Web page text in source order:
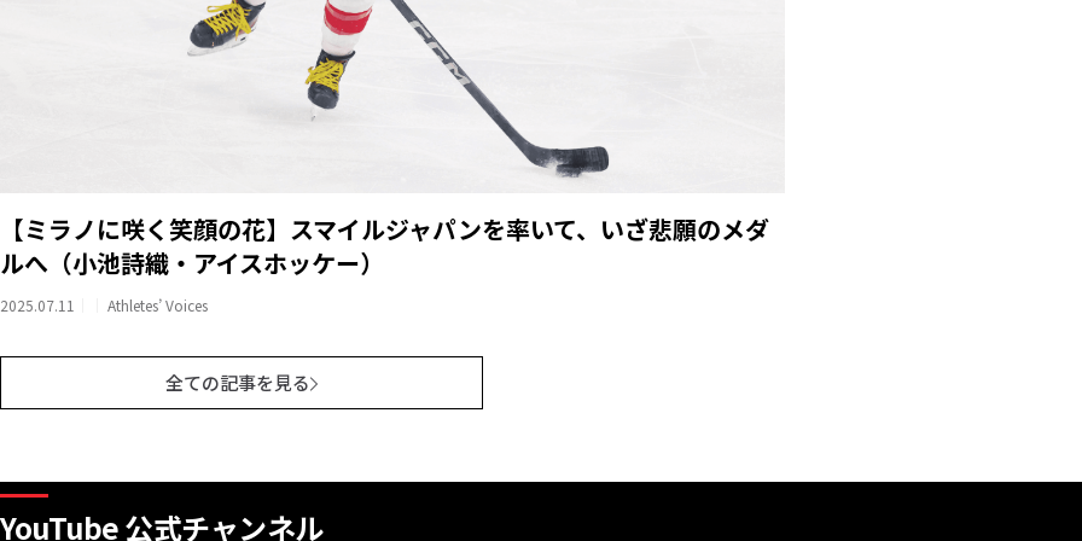
【ミラノに咲く笑顔の花】スマイルジャパンを率いて、いざ悲願のメダ
ルへ（小池詩織・アイスホッケー）
2025.07.11 Athletes’ Voices
全ての記事を見る
YouTube 公式チャンネル